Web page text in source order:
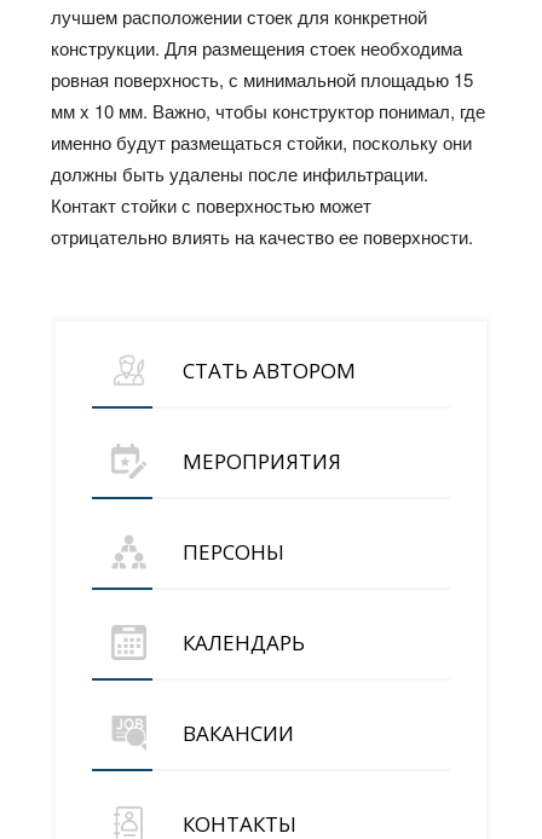
лучшем расположении стоек для конкретной
конструкции. Для размещения стоек необходима
ровная поверхность, с минимальной площадью 15
мм x 10 мм. Важно, чтобы конструктор понимал, где
именно будут размещаться стойки, поскольку они
должны быть удалены после инфильтрации.
Контакт стойки с поверхностью может
отрицательно влиять на качество ее поверхности.
СТАТЬ АВТОРОМ
МЕРОПРИЯТИЯ
ПЕРСОНЫ
КАЛЕНДАРЬ
ВАКАНСИИ
КОНТАКТЫ